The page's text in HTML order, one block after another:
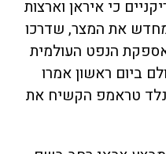
כי איראן וארצות
את המצר, שדרכו
הנפט העולמית
ביום ראשון אמרו
טראמפ הקשיח את